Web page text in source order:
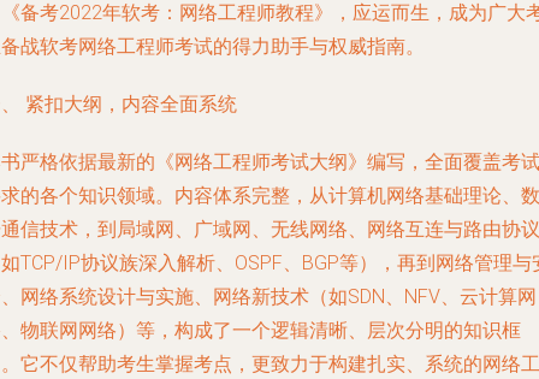
备考2022年软考：网络工程师教程》，应运而生，成为广大
战软考网络工程师考试的得力助手与权威指南。
紧扣大纲，内容全面系统
严格依据最新的《网络工程师考试大纲》编写，全面覆盖考试
的各个知识领域。内容体系完整，从计算机网络基础理论、数
信技术，到局域网、广域网、无线网络、网络互连与路由协议
TCP/IP协议族深入解析、OSPF、BGP等），再到网络管理与
网络系统设计与实施、网络新技术（如SDN、NFV、云计算网
物联网网络）等，构成了一个逻辑清晰、层次分明的知识框
它不仅帮助考生掌握考点，更致力于构建扎实、系统的网络工